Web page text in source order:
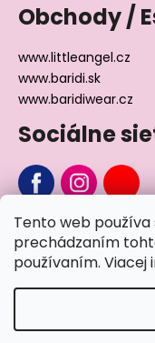
Tento web
prechádzaním
používaním. Viacej
Obchody /
www.littleangel.cz
www.baridi.sk
www.baridiwear.cz
Sociálne
Chcete sa